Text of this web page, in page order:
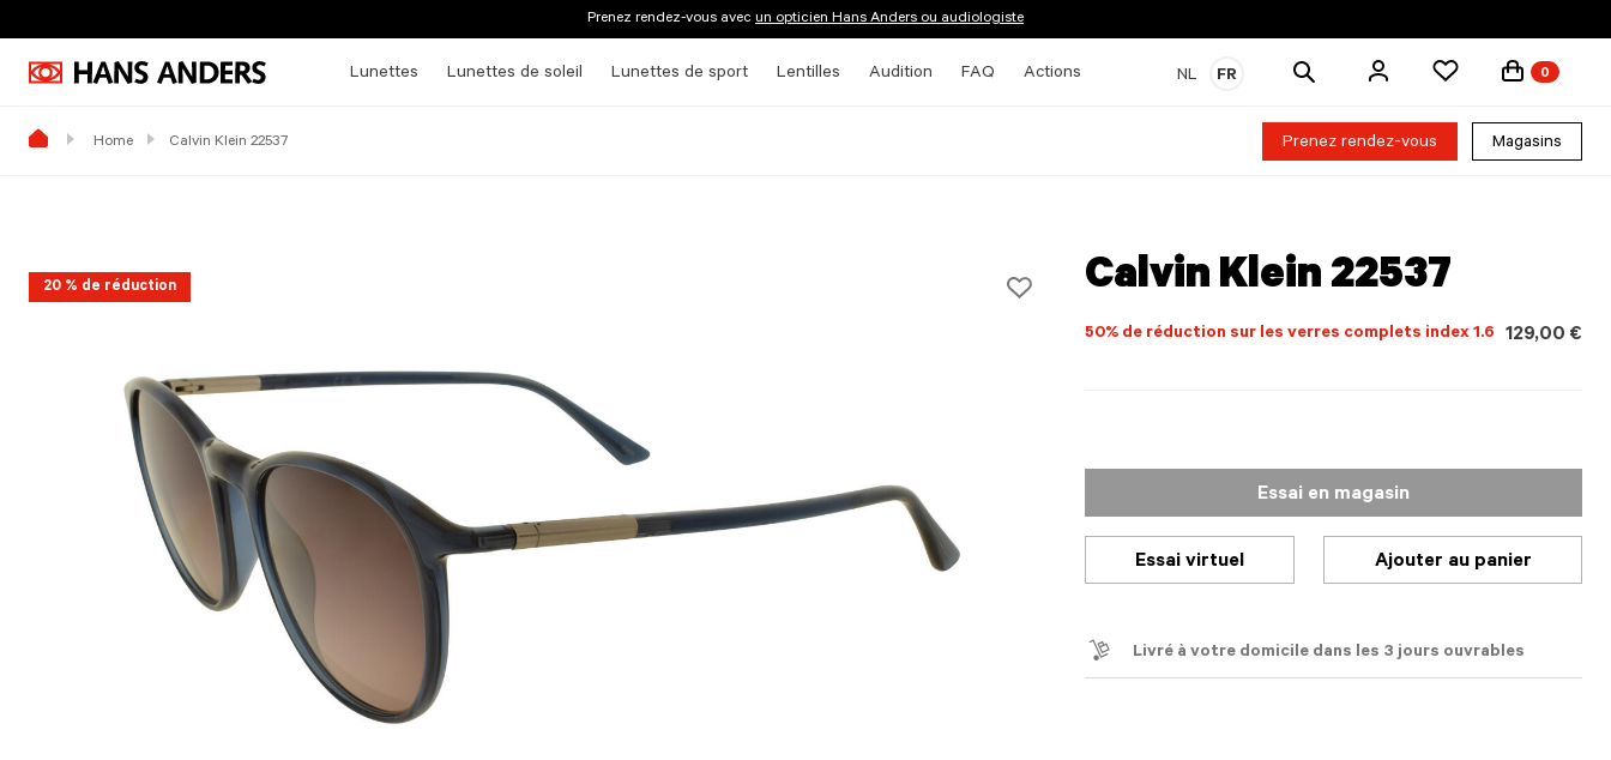
Prenez rendez-vous avec un opticien Hans Anders ou audiologiste
Lunettes Lunettes de soleil Lunettes de sport Lentilles Audition FAQ Actions NL FR
Rechercher
0
Home Calvin Klein 22537 Prenez rendez-vous Magasins
20 % de réduction Calvin Klein 22537
50% de réduction sur les verres complets index 1.6 129,00 €
Essai en magasin
Essai virtuel Ajouter au panier
Livré à votre domicile dans les 3 jours ouvrables